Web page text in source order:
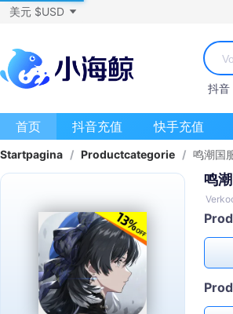
美元 $USD
抖音
首页 抖音充值 快手充值
Startpagina / Productcategorie / 鸣潮国
鸣